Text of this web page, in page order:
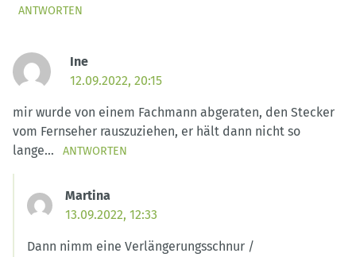
ANTWORTEN
Ine
12.09.2022, 20:15
mir wurde von einem Fachmann abgeraten, den Stecker
vom Fernseher rauszuziehen, er hält dann nicht so
lange…
ANTWORTEN
Martina
13.09.2022, 12:33
Dann nimm eine Verlängerungsschnur /